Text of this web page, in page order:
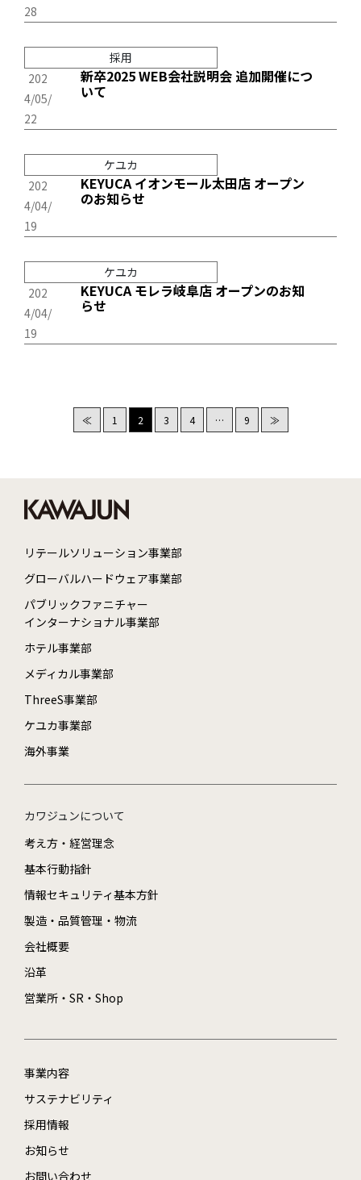
28
採用
202
4/05/
22
新卒2025 WEB会社説明会 追加開催につ
いて
ケユカ
202
4/04/
19
KEYUCA イオンモール太田店 オープン
のお知らせ
ケユカ
202
4/04/
19
KEYUCA モレラ岐阜店 オープンのお知
らせ
≪ 1 2 3 4 … 9 ≫
リテールソリューション事業部
グローバルハードウェア事業部
パブリックファニチャー
インターナショナル事業部
ホテル事業部
メディカル事業部
ThreeS事業部
ケユカ事業部
海外事業
カワジュンについて
考え方・経営理念
基本行動指針
情報セキュリティ基本方針
製造・品質管理・物流
会社概要
沿革
営業所・SR・Shop
事業内容
サステナビリティ
採用情報
お知らせ
お問い合わせ